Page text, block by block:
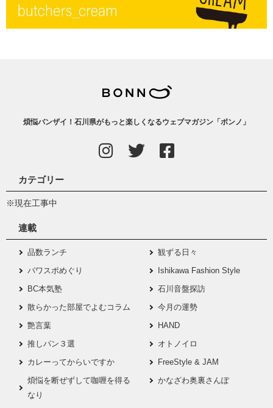
煩悩バンザイ！石川県がもっと楽しくなるウェブマガジン「ボンノ」
カテゴリー
※現在工事中
連載
品数ランチ
観ずる日々
パワスポめぐり
Ishikawa Fashion Style
BC本気塾
石川音盤探訪
散らかった部屋でよむコラム
今月の運勢
艶言葉
HAND
推しパン３選
オトノイロ
カレーってからいですか
FreeStyle & JAM
煩悩を断ぜずして咖喱を得る
なり
かなざわ奥裏さんぽ